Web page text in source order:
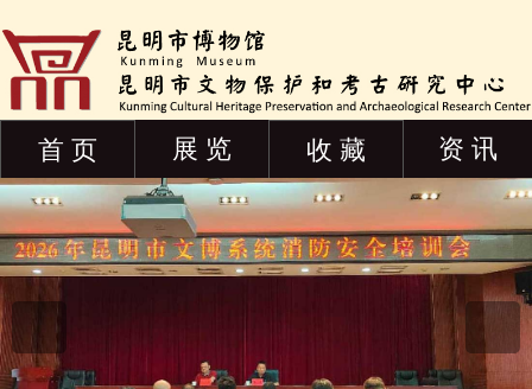
首 页 展 览 收 藏 资 讯